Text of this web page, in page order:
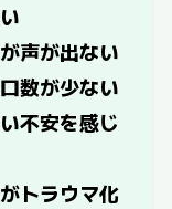
声が出ない
数が少ない
不安を感じ
トラウマ化